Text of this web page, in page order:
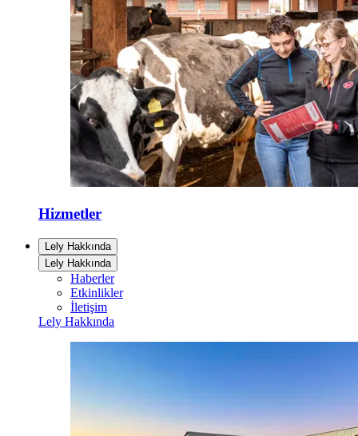
Hizmetler
Lely Hakkında
Lely Hakkında
Haberler
Etkinlikler
İletişim
Lely Hakkında